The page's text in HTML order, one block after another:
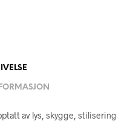
av lys, skygge, stilisering